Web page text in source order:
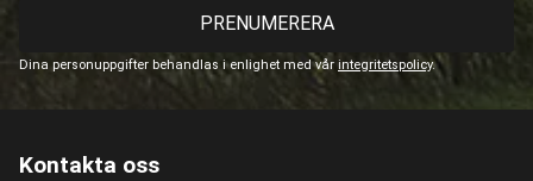
PRENUMERERA
Dina personuppgifter behandlas i enlighet med vår integritetspolicy.
Kontakta oss